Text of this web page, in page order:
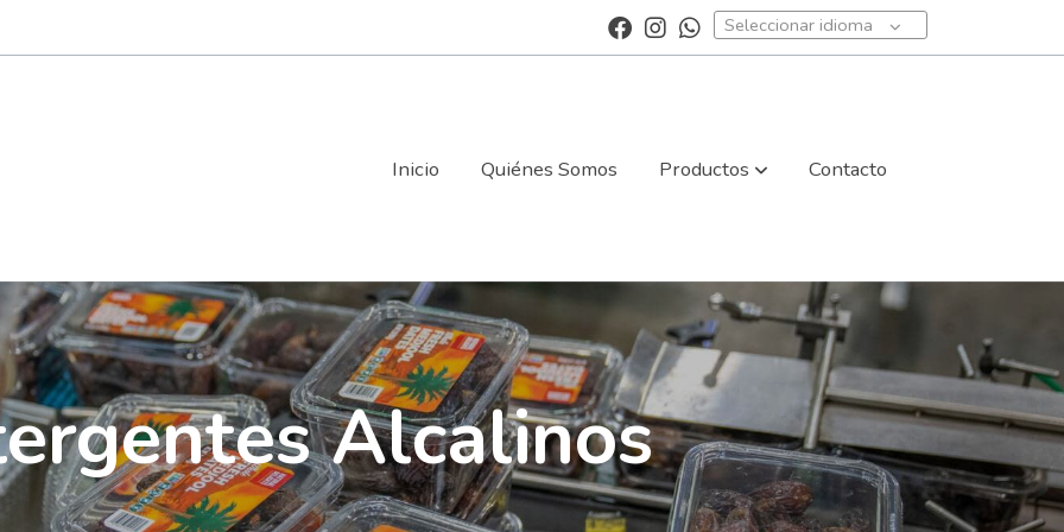
Seleccionar idioma
Inicio Quiénes Somos Productos Contacto
Alcalinos